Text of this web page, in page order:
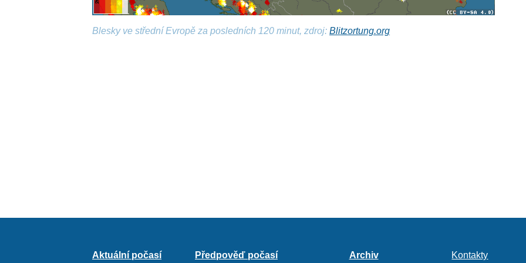
Blesky ve střední Evropě za posledních 120 minut, zdroj:Blitzortung.org
Aktuální počasí Předpověď počasí Archiv Kontakty